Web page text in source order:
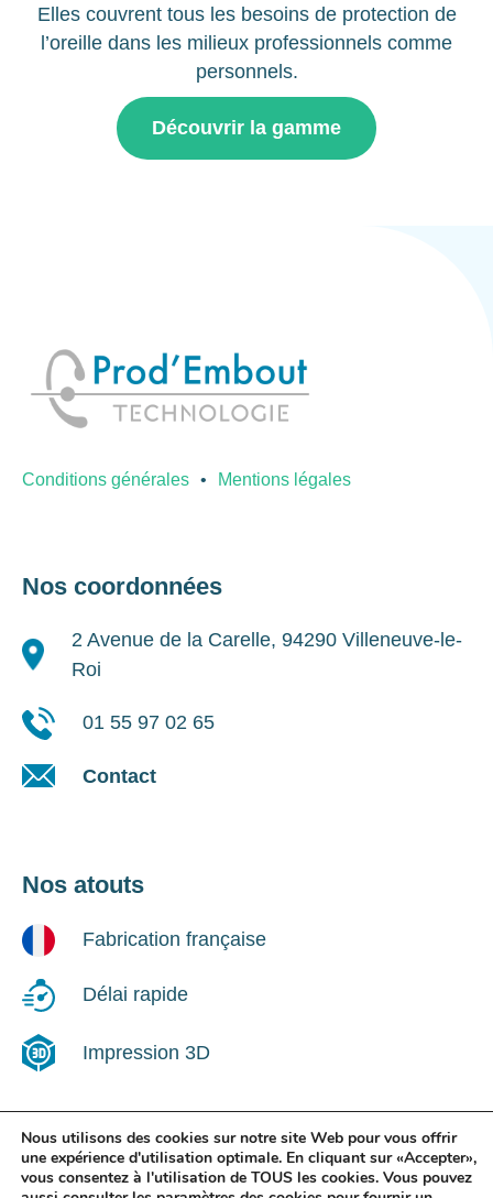
Elles couvrent tous les besoins de protection de
l’oreille dans les milieux professionnels comme
personnels.
Découvrir la gamme
Conditions générales Mentions légales
Nos coordonnées
2 Avenue de la Carelle, 94290 Villeneuve-le-
Roi
01 55 97 02 65
Contact
Nos atouts
Fabrication française
Délai rapide
Impression 3D
Suivez-nous !
Nous utilisons des cookies sur notre site Web pour vous offrir
une expérience d'utilisation optimale. En cliquant sur «Accepter»,
vous consentez à l'utilisation de TOUS les cookies. Vous pouvez